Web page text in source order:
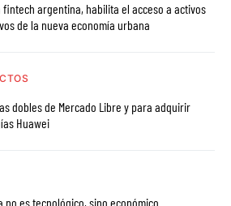
habilita el acceso a activos
de la nueva economía urbana
dobles de Mercado Libre y para adquirir
Huawei
no es tecnológico, sino económico